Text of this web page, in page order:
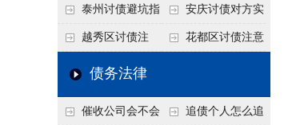
么方法要回来 么？2026年这两个关
键细节，做错就很难
泰州讨债避坑指
南：2026年这2个细
节不注意，钱很难要
安庆讨债对方实
在没钱咋办？
越秀区讨债注
意！没有借条只有微
把钱要回来
花都区讨债注意
节点”催收最有效
债务法律
催收公司会不会 追债个人怎么追